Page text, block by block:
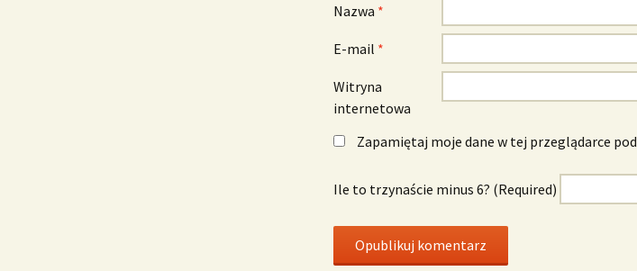
Nazwa *
E-mail *
Witryna
internetowa
Zapamiętaj moje dane w tej przeglądarce
Ile to trzynaście minus 6? (Required)